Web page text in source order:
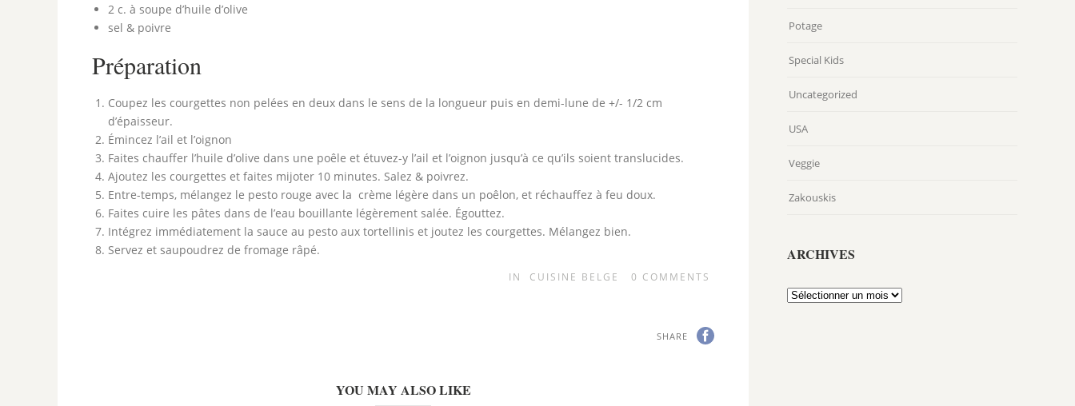
2 c. à soupe d’huile d’olive
sel & poivre
Préparation
Coupez les courgettes non pelées en deux dans le sens de la longueur puis en demi-lune de +/- 1/2 cm
d’épaisseur.
Émincez l’ail et l’oignon
Faites chauffer l’huile d’olive dans une poêle et étuvez-y l’ail et l’oignon jusqu’à ce qu’ils soient translucides.
Ajoutez les courgettes et faites mijoter 10 minutes. Salez & poivrez.
Entre-temps, mélangez le pesto rouge avec la crème légère dans un poêlon, et réchauffez à feu doux.
Faites cuire les pâtes dans de l’eau bouillante légèrement salée. Égouttez.
Intégrez immédiatement la sauce au pesto aux tortellinis et joutez les courgettes. Mélangez bien.
Servez et saupoudrez de fromage râpé.
IN CUISINE BELGE 0 COMMENTS
SHARE
YOU MAY ALSO LIKE
Potage
Special Kids
Uncategorized
USA
Veggie
Zakouskis
ARCHIVES
Archives